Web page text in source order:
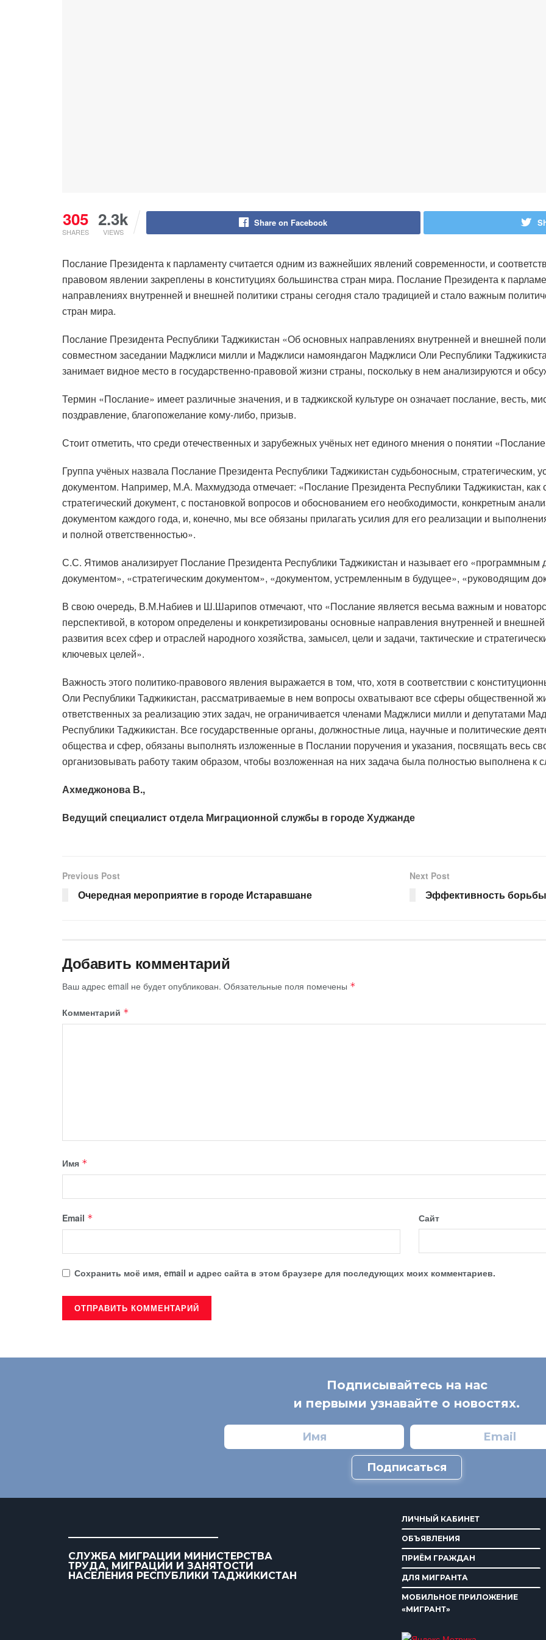
305
SHARES
2.3k
VIEWS
Share on Facebook
Послание Президента к парламенту считается одним из важнейших явлений современности, и
правовом явлении закреплены в конституциях большинства стран мира. Послание Президента к
направлениях внутренней и внешней политики страны сегодня стало традицией и стало важным
стран мира.
Послание Президента Республики Таджикистан «Об основных направлениях внутренней и внешней
совместном заседании Маджлиси милли и Маджлиси намояндагон Маджлиси Оли Республики
занимает видное место в государственно-правовой жизни страны, поскольку в нем анализируются и
Термин «Послание» имеет различные значения, и в таджикской культуре он означает послание, весть,
поздравление, благопожелание кому-либо, призыв.
Стоит отметить, что среди отечественных и зарубежных учёных нет единого мнения о понятии
Группа учёных назвала Послание Президента Республики Таджикистан судьбоносным, стратегическим,
документом. Например, М.А. Махмудзода отмечает: «Послание Президента Республики Таджикистан,
стратегический документ, с постановкой вопросов и обоснованием его необходимости, конкретным
документом каждого года, и, конечно, мы все обязаны прилагать усилия для его реализации и
и полной ответственностью».
С.С. Ятимов анализирует Послание Президента Республики Таджикистан и называет его
документом», «стратегическим документом», «документом, устремленным в будущее», «руководящим
В свою очередь, В.М.Набиев и Ш.Шарипов отмечают, что «Послание является весьма важным и
перспективой, в котором определены и конкретизированы основные направления внутренней и
развития всех сфер и отраслей народного хозяйства, замысел, цели и задачи, тактические и
ключевых целей».
Важность этого политико-правового явления выражается в том, что, хотя в соответствии с
Оли Республики Таджикистан, рассматриваемые в нем вопросы охватывают все сферы общественной
ответственных за реализацию этих задач, не ограничивается членами Маджлиси милли и депутатами
Республики Таджикистан. Все государственные органы, должностные лица, научные и политические
общества и сфер, обязаны выполнять изложенные в Послании поручения и указания, посвящать весь
организовывать работу таким образом, чтобы возложенная на них задача была полностью выполнена
Ахмеджонова В.,
Ведущий специалист отдела Миграционной службы в городе Худжанде
Previous Post
Очередная мероприятие в городе Истаравшане
Next Post
Эффективность
Добавить комментарий
Ваш адрес email не будет опубликован. Обязательные поля помечены *
Комментарий *
Имя *
Email * Сайт
Сохранить моё имя, email и адрес сайта в этом браузере для последующих моих комментариев.
Подписывайтесь на нас
и первыми узнавайте о новостях.
Подписаться
СЛУЖБА МИГРАЦИИ МИНИСТЕРСТВА
ТРУДА, МИГРАЦИИ И ЗАНЯТОСТИ
НАСЕЛЕНИЯ РЕСПУБЛИКИ ТАДЖИКИСТАН
ЛИЧНЫЙ КАБИНЕТ
ОБЪЯВЛЕНИЯ
ПРИЁМ ГРАЖДАН
ДЛЯ МИГРАНТА
МОБИЛЬНОЕ ПРИЛОЖЕНИЕ
«МИГРАНТ»